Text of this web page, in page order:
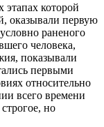
этапах которой
оказывали первую
раненого
человека,
показывали
первыми
относительно
всего времени
но